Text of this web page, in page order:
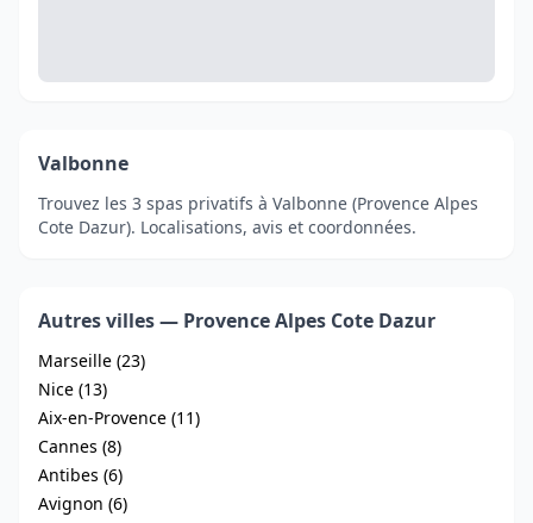
Valbonne
Trouvez les 3 spas privatifs à Valbonne (Provence Alpes
Cote Dazur). Localisations, avis et coordonnées.
Autres villes — Provence Alpes Cote Dazur
Marseille (23)
Nice (13)
Aix-en-Provence (11)
Cannes (8)
Antibes (6)
Avignon (6)